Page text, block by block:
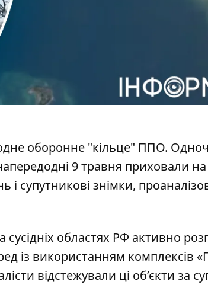
оборонне "кільце" ППО.
9 травня приховали на
і супутникові знімки,
сусідніх областях РФ активно
із використанням комплексів
відстежували ці об’єкти за